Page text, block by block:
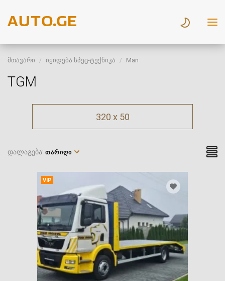
მთავარი იყიდება სპეც-ტექნიკა Man
TGM
320 x 50
დალაგება: ᲗᲐᲠᲘᲦᲘ
VIP